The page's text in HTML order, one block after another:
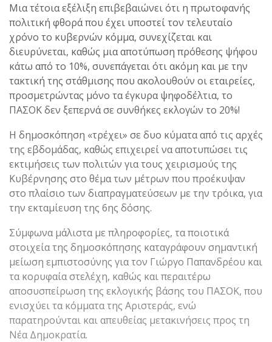
Μια τέτοια εξέλιξη επιβεβαιώνει ότι η πρωτοφανής
πολιτική φθορά που έχει υποστεί τον τελευταίο
χρόνο το κυβερνών κόμμα, συνεχίζεται και
διευρύνεται, καθώς μια αποτύπωση πρόθεσης ψήφου
κάτω από το 10%, συνεπάγεται ότι ακόμη και με την
τακτική της στάθμισης που ακολουθούν οι εταιρείες,
προσμετρώντας μόνο τα έγκυρα ψηφοδέλτια, το
ΠΑΣΟΚ δεν ξεπερνά σε συνθήκες εκλογών το 20%!
Η δημοσκόπηση «τρέχει» σε δυο κύματα από τις αρχές
της εβδομάδας, καθώς επιχειρεί να αποτυπώσει τις
εκτιμήσεις των πολιτών για τους χειρισμούς της
Κυβέρνησης στο θέμα των μέτρων που προέκυψαν
στο πλαίσιο των διαπραγματεύσεων με την τρόικα, για
την εκταμίευση της 6ης δόσης.
Σύμφωνα μάλιστα με πληροφορίες, τα ποιοτικά
στοιχεία της δημοσκόπησης καταγράφουν σημαντική
μείωση εμπιστοσύνης για τον Γιώργο Παπανδρέου και
τα κορυφαία στελέχη, καθώς και περαιτέρω
αποσυσπείρωση της εκλογικής βάσης του ΠΑΣΟΚ, που
ενισχύει τα κόμματα της Αριστεράς, ενώ
παρατηρούνται και απευθείας μετακινήσεις προς τη
Νέα Δημοκρατία.